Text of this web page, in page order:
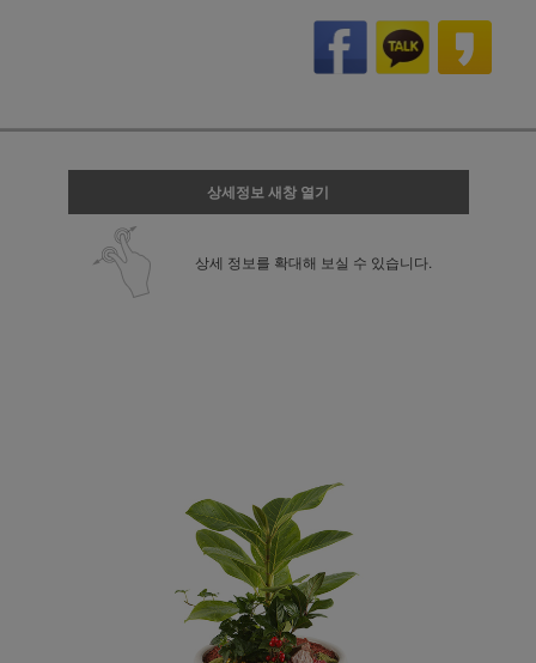
상세정보 새창 열기
상세 정보를 확대해 보실 수 있습니다.